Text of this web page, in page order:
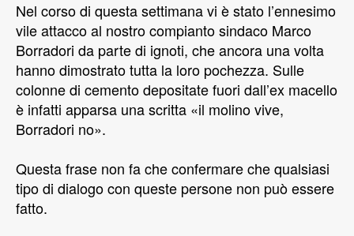
Nel corso di questa settimana vi è stato l’ennesimo
vile attacco al nostro compianto sindaco Marco
Borradori da parte di ignoti, che ancora una volta
hanno dimostrato tutta la loro pochezza. Sulle
colonne di cemento depositate fuori dall’ex macello
è infatti apparsa una scritta «il molino vive,
Borradori no».
Questa frase non fa che confermare che qualsiasi
tipo di dialogo con queste persone non può essere
fatto.